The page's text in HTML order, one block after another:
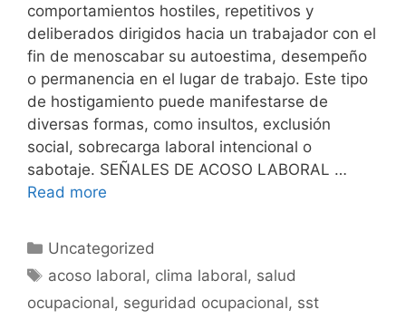
comportamientos hostiles, repetitivos y
deliberados dirigidos hacia un trabajador con el
fin de menoscabar su autoestima, desempeño
o permanencia en el lugar de trabajo. Este tipo
de hostigamiento puede manifestarse de
diversas formas, como insultos, exclusión
social, sobrecarga laboral intencional o
sabotaje. SEÑALES DE ACOSO LABORAL …
Read more
Uncategorized
acoso laboral, clima laboral, salud
ocupacional, seguridad ocupacional, sst